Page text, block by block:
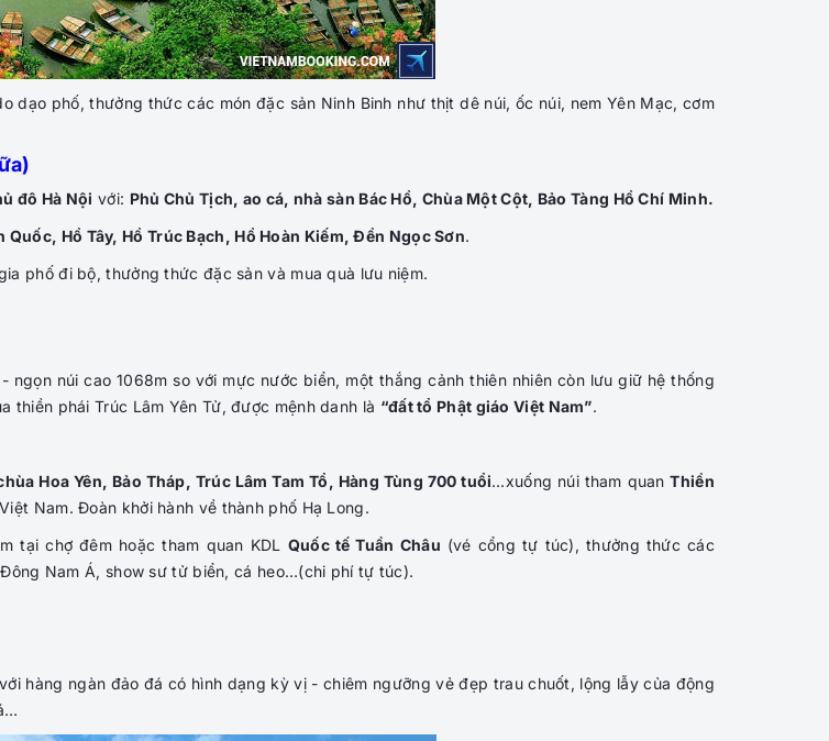
dạo phố, thưởng thức các món đặc sản Ninh Binh như thịt dê núi, ốc núi, nem Yên Mạc, cơm
đô Hà Nội với: Phủ Chủ Tịch, ao cá, nhà sàn Bác Hồ, Chùa Một Cột, Bảo Tàng Hồ Chí Minh.
Hồ Tây, Hồ Trúc Bạch, Hồ Hoàn Kiếm, Đền Ngọc Sơn.
phố đi bộ, thưởng thức đặc sản và mua quà lưu niệm.
- ngọn núi cao 1068m so với mực nước biển, một thắng cảnh thiên nhiên còn lưu giữ hệ thống
phái Trúc Lâm Yên Tử, được mệnh danh là “đất tổ Phật giáo Việt Nam”.
Hoa Yên, Bảo Tháp, Trúc Lâm Tam Tổ, Hàng Tùng 700 tuổi…xuống núi tham quanThiền
Nam. Đoàn khởi hành về thành phố Hạ Long.
tại chợ đêm hoặc tham quan KDL Quốc tế Tuần Châu (vé cổng tự túc), thưởng thức các
Nam Á, show sư tử biển, cá heo…(chi phí tự túc).
với hàng ngàn đảo đá có hình dạng kỳ vị - chiêm ngưỡng vẻ đẹp trau chuốt, lộng lẫy của động